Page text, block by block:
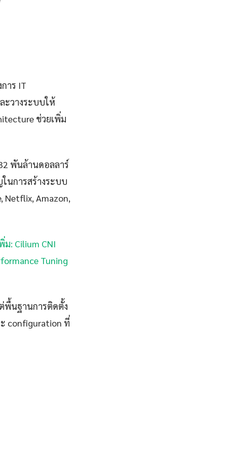
าร IT
ะวางระบบให้
ช่วยเพิ่ม
พันล้านดอลลาร์
นการสร้างระบบ
Netflix, Amazon,
ม: Cilium CNI
Tuning
พื้นฐานการติดตั้ง
configuration ที่